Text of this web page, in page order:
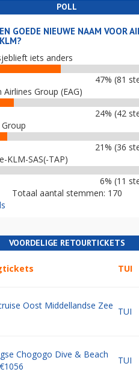
POLL
GOEDE NIEUWE NAAM VOOR
iets anders
47% (81
Airlines Group (EAG)
24% (42
21% (36
KLM-SAS(-TAP)
6% (11
Totaal aantal stemmen: 170
VOORDELIGE RETOURTICKETS
TUI
Oost Middellandse Zee
TUI
Chogogo Dive & Beach
TUI